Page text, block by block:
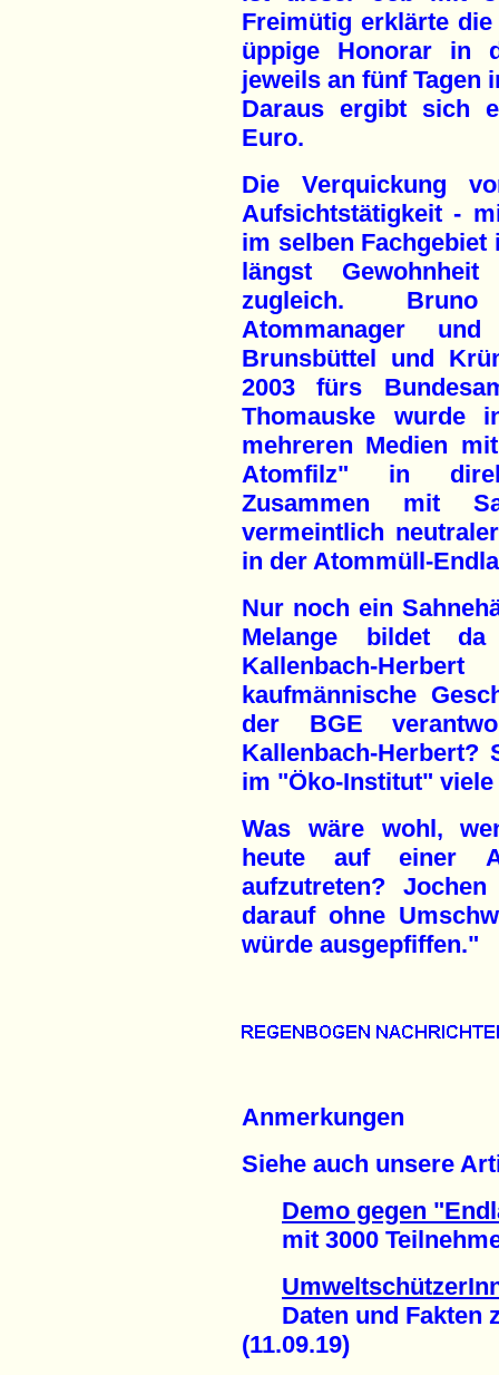
Freimütig erklärte
üppige Honorar in
jeweils an fünf Tagen
Daraus ergibt sich
Euro.
Die Verquickung
Aufsichtstätigkeit -
im selben
längst
zugleich. Bruno
Atommanager
Brunsbüttel und
2003 fürs
Thomauske wurde
mehreren Medien
Atomfilz" in
Zusammen mit
vermeintlich
in der Atommüll-
Nur noch ein
Melange bildet
Kallenbach-
kaufmännische
der BGE
Kallenbach-Herbert?
im "Öko-Institut"
Was wäre wohl,
heute auf einer
aufzutreten?
darauf ohne
würde ausgepfiffen."
Anmerkungen
Siehe auch unsere
Demo gegen
mit 3000
Daten und Fakten
(11.09.19)